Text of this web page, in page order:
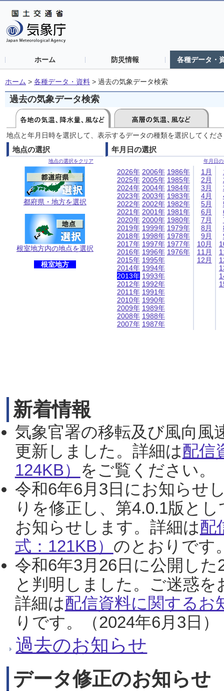
ホーム 防災情報 各種データ・
ホーム > 各種データ・資料 > 過去の気象データ検索
過去の気象データ検索
地点と年月日時を選択して、表示するデータの種類を選択してくだ
地点の選択
地点の選択をクリア
都府県・地方を選択
根室地方内の地点を選択
根室地方
年月日の選択
年月日
2026年
2025年
2024年
2023年
2022年
2021年
2020年
2019年
2018年
2017年
2016年
2015年
2014年
2013年
2012年
2011年
2010年
2009年
2008年
2007年
2006年
2005年
2004年
2003年
2002年
2001年
2000年
1999年
1998年
1997年
1996年
1995年
1994年
1993年
1992年
1991年
1990年
1989年
1988年
1987年
1986年
1985年
1984年
1983年
1982年
1981年
1980年
1979年
1978年
1977年
1976年
1月
2月
3月
4月
5月
6月
7月
8月
9月
10月
11月
12月
新着情報
気象官署の移転及び風向風
更新しました。詳細は配信
124KB） をご覧ください。
令和6年6月3日にお知らせ
りを修正し、第4.0.1版と
お知らせします。詳細は配
式：121KB） のとおりです
令和6年3月26日に公開し
と判明しました。ご迷惑
詳細は配信資料に関するお
りです。（2024年6月3日）
過去のお知らせ
データ修正のお知らせ